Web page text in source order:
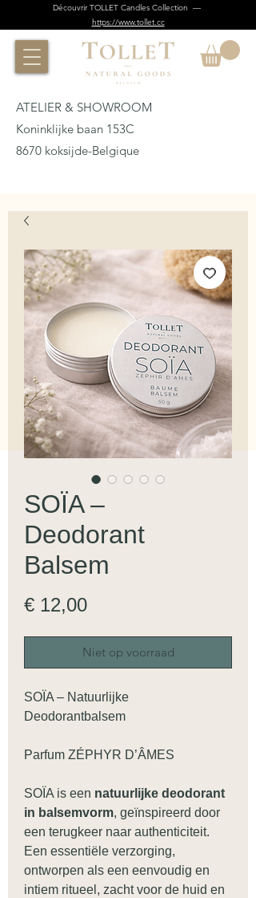
Découvrir TOLLET Candles Collection —
https://www.tollet.cc
ATELIER & SHOWROOM
Koninklijke baan 153C
8670 koksijde-Belgique
SOÏA –
Deodorant
Balsem
€ 12,00Prijs
Niet op voorraad
SOÏA – Natuurlijke
Deodorantbalsem
Parfum ZÉPHYR D’ÂMES
SOÏA is een natuurlijke deodorant
in balsemvorm, geïnspireerd door
een terugkeer naar authenticiteit.
Een essentiële verzorging,
ontworpen als een eenvoudig en
intiem ritueel, zacht voor de huid en